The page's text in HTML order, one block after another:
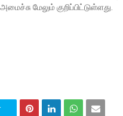
மேலும் குறிப்பிட்டுள்ளது.